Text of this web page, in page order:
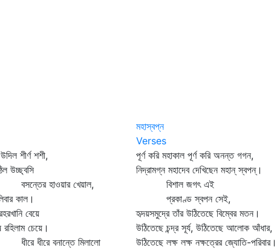
শীর্ণ শশী,
উচ্ছ্বসি
খেয়াল,
কাল।
বেয়ে
চেয়ে।
মিলালো
মহাস্বপ্ন
Verses
পূর্ণ করি মহাকাল পূর্ণ করি অনন্ত গগন,
নিদ্রামগ্ন মহাদেব দেখিছেন মহান্‌ স্বপন্‌।
বিশাল জগৎ এই
প্রকাণ্ড স্বপন সেই,
হৃদয়সমুদ্রে তাঁর উঠিতেছে বিম্বের মতন।
উঠিতেছে চন্দ্র সূর্য, উঠিতেছে আলোক আঁধার,
উঠিতেছে লক্ষ লক্ষ নক্ষত্রের জ্যোতি-পরিবার।